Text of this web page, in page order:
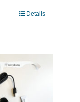
Details